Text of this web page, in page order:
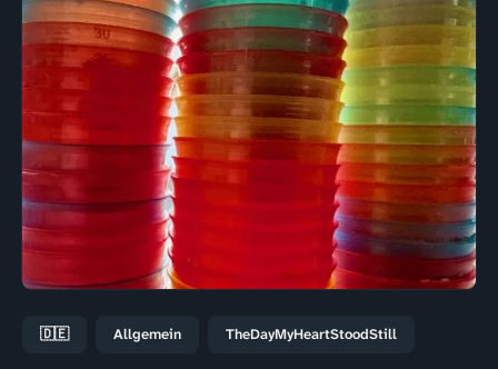
🇩🇪 Allgemein TheDayMyHeartStoodStill